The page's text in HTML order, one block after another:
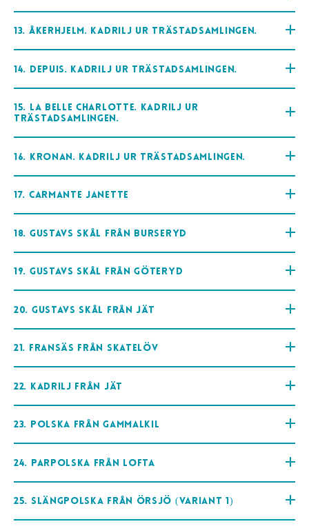
13. Åkerhjelm. Kadrilj ur Trästadsamlingen.
14. Depuis. Kadrilj ur Trästadsamlingen.
15. La Belle Charlotte. Kadrilj ur
Trästadsamlingen.
16. Kronan. Kadrilj ur Trästadsamlingen.
17. Carmante Janette
18. Gustavs skål från Burseryd
19. Gustavs skål från Göteryd
20. Gustavs skål från Jät
21. Fransäs från Skatelöv
22. Kadrilj från Jät
23. Polska från Gammalkil
24. Parpolska från Lofta
25. Slängpolska från Örsjö (variant 1)